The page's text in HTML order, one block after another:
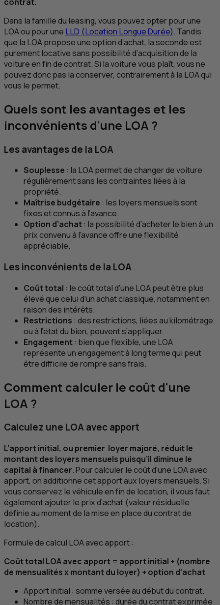
Dans la famille du leasing, vous pouvez opter pour une
LOAou pour une LLD (Location Longue Durée). Tandis
que la LOApropose une option d’achat, la seconde est
purement locative sans possibilité d’acquisition de la
voiture en fin de contrat. Si la voiture vous plaît, vous ne
pouvez donc pas la conserver, contrairement à la LOAqui
vous le permet.
Quels sont les avantages et les
inconvénients d'une LOA ?
Les avantages de la LOA
Souplesse : la LOApermet de changer de voiture
régulièrement sans les contraintes liées à la
propriété.
Maîtrise budgétaire : les loyers mensuels sont
fixes et connus à l’avance.
Option d’achat: la possibilité d’acheter le bien à un
prix convenu à l’avance offre une flexibilité
appréciable.
Les inconvénients de la LOA
Coût total : le coût total d’une LOApeut être plus
élevé que celui d’un achat classique, notamment en
raison des intérêts.
Restrictions : des restrictions, liées au kilométrage
ou à l’état du bien, peuvent s’appliquer.
Engagement: bien que flexible, une LOA
représente un engagement à long terme qui peut
être difficile de rompre sans frais.
Comment calculer le coût d'une
LOA ?
Calculez une LOA avec apport
L’apport initial, ou premier loyer majoré, réduit le
montant des loyers mensuels puisqu’il diminue le
capital à financer. Pour calculer le coût d’une LOAavec
apport, on additionne cet apport aux loyers mensuels. Si
vous conservez le véhicule en fin de location, il vous faut
également ajouter le prix d’achat (valeur résiduelle
définie au moment de la mise en place du contrat de
location).
Formule de calcul LOAavec apport :
Coût total LOAavec apport = apport initial + (nombre
de mensualités x montant du loyer) + option d’achat
Apport initial : somme versée au début du contrat.
Nombre de mensualités : durée du contrat exprimée